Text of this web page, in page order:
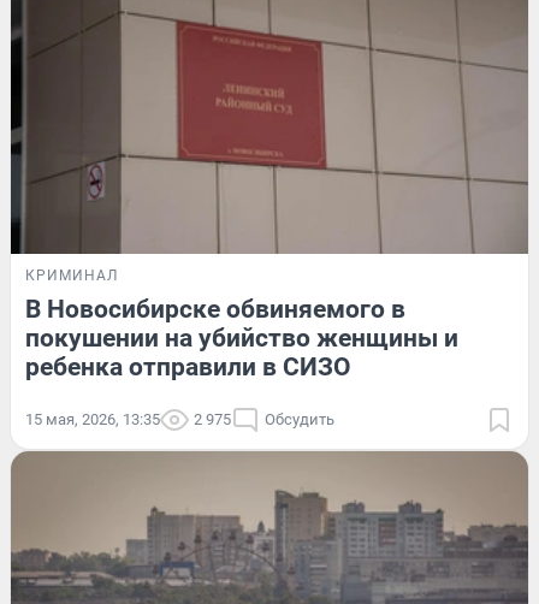
КРИМИНАЛ
В Новосибирске обвиняемого в
покушении на убийство женщины и
ребенка отправили в СИЗО
15 мая, 2026, 13:35 2 975 Обсудить